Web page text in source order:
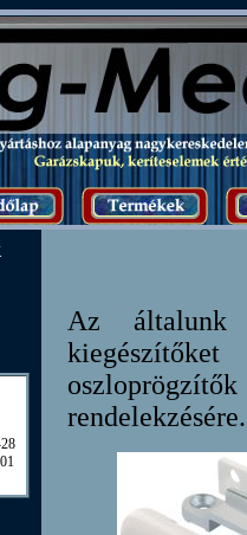
Az általunk
rendelekzésére.
? "https://ssl." : "http://